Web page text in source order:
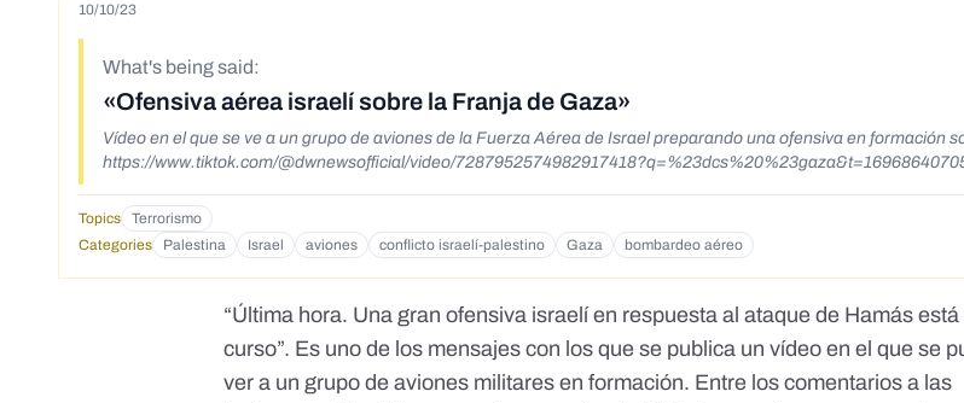
10/10/23
What's being said:
«Ofensiva aérea israelí sobre la Franja de Gaza»
Vídeo en el que se ve a un grupo de aviones de la Fuerza Aérea de Israel preparando una ofensiva en formación
https://www.tiktok.com/@dwnewsofficial/video/
Topics Terrorismo
Categories
Palestina Israel aviones conflicto israelí-palestino Gaza bombardeo aéreo
“Última hora. Una gran ofensiva israelí en respuesta al ataque de Hamás está
curso”. Es uno de los mensajes con los que se publica un vídeo en el que se
ver a un grupo de aviones militares en formación. Entre los comentarios a las